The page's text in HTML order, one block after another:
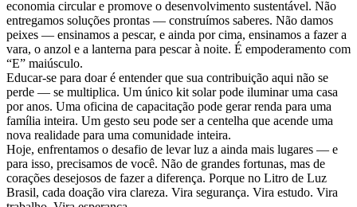
economia circular e promove o desenvolvimento sustentável. Não
entregamos soluções prontas — construímos saberes. Não damos
peixes — ensinamos a pescar, e ainda por cima, ensinamos a fazer a
vara, o anzol e a lanterna para pescar à noite. É empoderamento com
“E” maiúsculo.
Educar-se para doar é entender que sua contribuição aqui não se
perde — se multiplica. Um único kit solar pode iluminar uma casa
por anos. Uma oficina de capacitação pode gerar renda para uma
família inteira. Um gesto seu pode ser a centelha que acende uma
nova realidade para uma comunidade inteira.
Hoje, enfrentamos o desafio de levar luz a ainda mais lugares — e
para isso, precisamos de você. Não de grandes fortunas, mas de
corações desejosos de fazer a diferença. Porque no Litro de Luz
Brasil, cada doação vira clareza. Vira segurança. Vira estudo. Vira